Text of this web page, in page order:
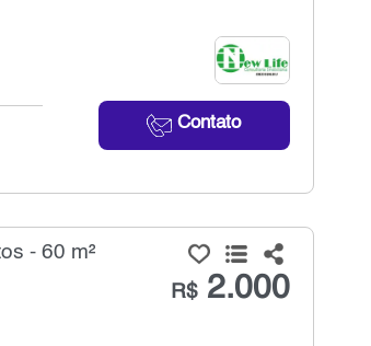
Contato
- 60 m²
R$2.000